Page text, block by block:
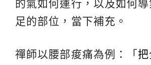
的氣如何運行，以及如何
足的部位，當下補充。
禪師以腰部痠痛為例：「